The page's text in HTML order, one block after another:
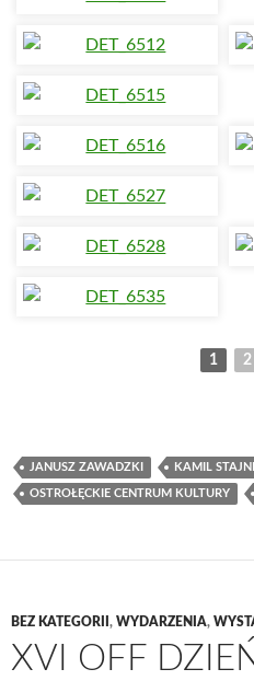
1 2
JANUSZ ZAWADZKI KAMIL
OSTROŁĘCKIE CENTRUM KULTURY
BEZ KATEGORII , WYDARZENIA,
XVI OFF